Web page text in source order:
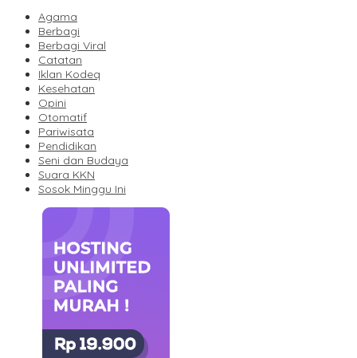
Agama
Berbagi
Berbagi Viral
Catatan
Iklan Kodeq
Kesehatan
Opini
Otomatif
Pariwisata
Pendidikan
Seni dan Budaya
Suara KKN
Sosok Minggu Ini